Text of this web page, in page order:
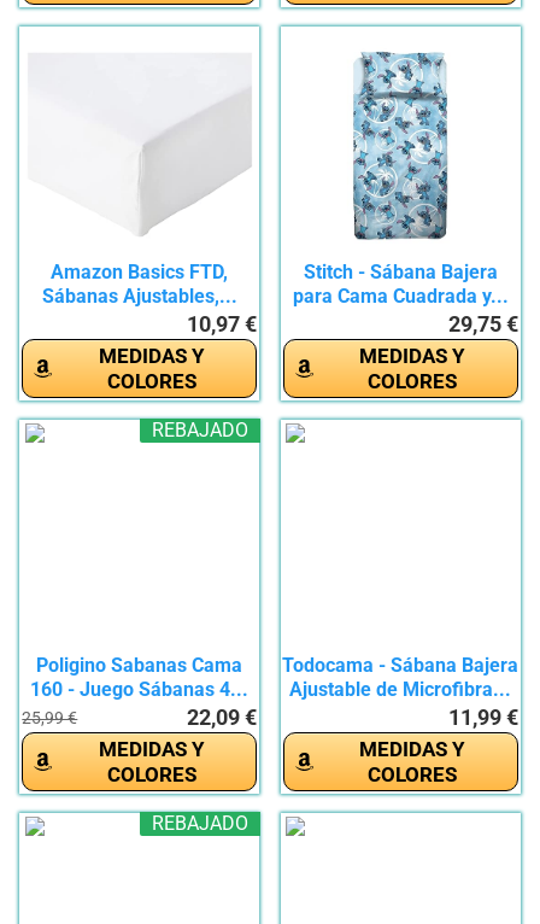
Amazon Basics FTD,
Sábanas Ajustables,...
10,97 €
MEDIDAS Y
COLORES
Stitch - Sábana Bajera
para Cama Cuadrada y...
29,75 €
MEDIDAS Y
COLORES
REBAJADO
Poligino Sabanas Cama
160 - Juego Sábanas 4...
25,99 € 22,09 €
MEDIDAS Y
COLORES
Todocama - Sábana Bajera
Ajustable de Microfibra...
11,99 €
MEDIDAS Y
COLORES
REBAJADO